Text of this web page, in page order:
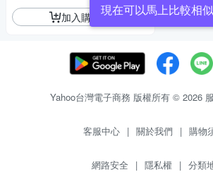
加入購物車現在可以馬上比較相
Yahoo台灣電子商務 版權所有 © 2026
客服中心 | 關於我們 | 購物
網路安全 | 隱私權 | 分類